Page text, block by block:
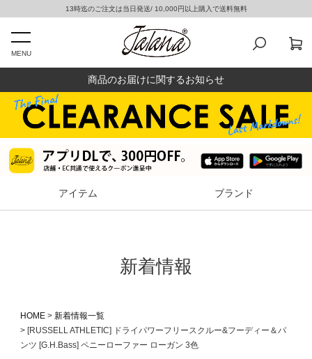
13時迄のご注文は当日発送/ 10,000円以上購入で送料無料
MENU
商品のお届けに関するお知らせ
アイテム ブランド
新着情報
HOME
新着情報一覧
[RUSSELL ATHLETIC] ドライパワーフリースクルー&フーディー＆パ
ンツ [G.H.Bass] ペニーローファー ローガン 3色